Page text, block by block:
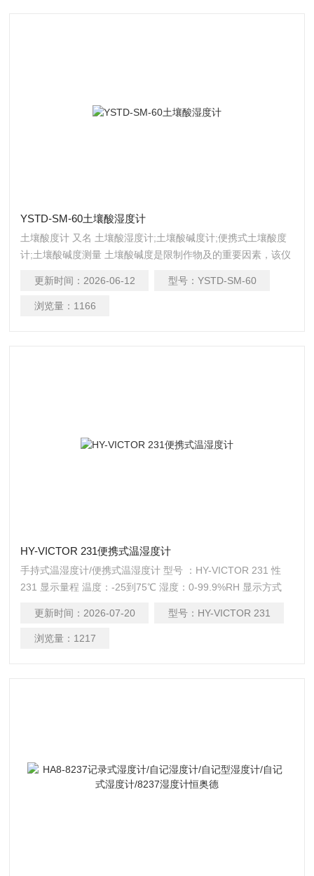
YSTD-SM-60土壤酸湿度计
土壤酸度计 又名 土壤酸湿度计;土壤酸碱度计;便携式土壤酸度
计;土壤酸碱度测量 土壤酸碱度是限制作物及的重要因素，该仪
更新时间： 2026-06-12 型号： YSTD-SM-60
浏览量： 1166
HY-VICTOR 231便携式温湿度计
手持式温湿度计/便携式温湿度计 型号 ：HY-VICTOR 231 性
231 显示量程 温度：-25到75℃ 湿度：0-99.9%RH 显示方式
±2%RH(Max±5%)
更新时间： 2026-07-20 型号： HY-VICTOR 231
浏览量： 1217